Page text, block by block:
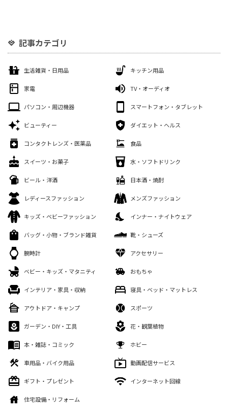
記事カテゴリ
生活雑貨・日用品 キッチン用品
家電 TV・オーディオ
パソコン・周辺機器 スマートフォン・タブレット
ビューティー ダイエット・ヘルス
コンタクトレンズ・医薬品 食品
スイーツ・お菓子 水・ソフトドリンク
ビール・洋酒 日本酒・焼酎
レディースファッション メンズファッション
キッズ・ベビーファッション インナー・ナイトウェア
バッグ・小物・ブランド雑貨 靴・シューズ
腕時計 アクセサリー
ベビー・キッズ・マタニティ おもちゃ
インテリア・家具・収納 寝具・ベッド・マットレス
アウトドア・キャンプ スポーツ
ガーデン・DIY・工具 花・観葉植物
本・雑誌・コミック ホビー
車用品・バイク用品 動画配信サービス
ギフト・プレゼント インターネット回線
住宅設備・リフォーム